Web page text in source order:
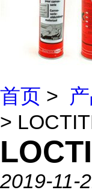
首页 >
>
2019-11-